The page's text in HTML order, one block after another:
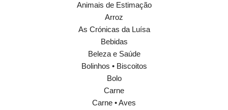
Animais de Estimação
Arroz
As Crónicas da Luísa
Bebidas
Beleza e Saúde
Bolinhos • Biscoitos
Bolo
Carne
Carne • Aves